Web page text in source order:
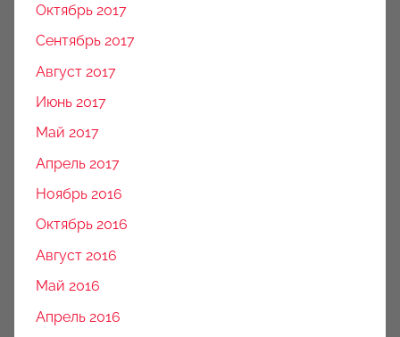
Октябрь 2017
Сентябрь 2017
Август 2017
Июнь 2017
Май 2017
Апрель 2017
Ноябрь 2016
Октябрь 2016
Август 2016
Май 2016
Апрель 2016